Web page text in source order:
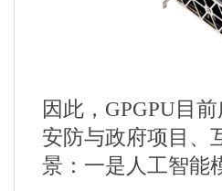
因此， GPGPU 目
安防与政府项目、
景：一是人工智能